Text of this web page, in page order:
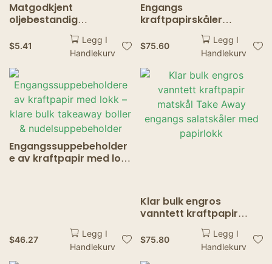
Matgodkjent
oljebestandig
gavepapir – fetttette
ark for brød, smørbrød,
burger og pommes
frites
$5.41
Legg I
Handlekurv
Engangs
kraftpapirskåler
Matbeholdere med lokk
– Bulk 500 ml til 1000 ml
rektangulære skåler for
takeaway
$75.60
Legg I
Handlekurv
Engangssuppebeholder
e av kraftpapir med lokk
$46.27
Legg I
Handlekurv
Klar bulk engros
vanntett kraftpapir
matskål Take Away
engangs salatskåler
med papirlokk
$75.80
Legg I
Handlekurv